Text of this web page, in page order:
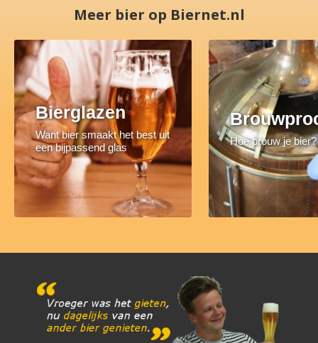
Meer bier op Biernet.nl
Bierglazen
Want bier smaakt het best uit
een bijpassend glas
Hoe brouw je bier?